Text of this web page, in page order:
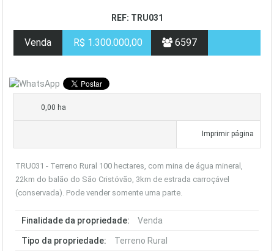
REF: TRU031
Venda R$ 1.300.000,00 6597
0,00 ha
Imprimir página
TRU031 - Terreno Rural 100 hectares, com mina de água mineral,
22km do balão do São Cristóvão, 3km de estrada carroçável
(conservada). Pode vender somente uma parte.
Finalidade da propriedade: Venda
Tipo da propriedade: Terreno Rural